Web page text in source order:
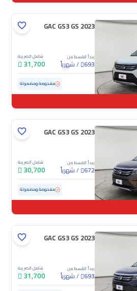
GAC GS3 GS 2023
يبدأ القسط من
693
/شهرياً
شامل الضريبة
31,700
مفحوصة ومضمونة
GAC GS3 GS 2023
يبدأ القسط من
672
/شهرياً
شامل الضريبة
30,700
مفحوصة ومضمونة
GAC GS3 GS 2023
يبدأ القسط من
693
/شهرياً
شامل الضريبة
31,700